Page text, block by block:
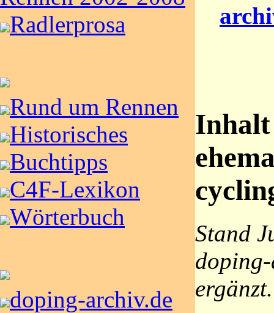
Radlerprosa
Rund um Rennen
Historisches
Buchtipps
C4F-Lexikon
Wörterbuch
doping-archiv.de
Stand
ergänzt.